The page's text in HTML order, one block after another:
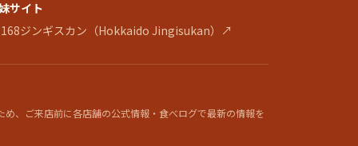
サイト
ジンギスカン（Hokkaido Jingisukan）↗
、ご来店前に各店舗の公式情報・食べログで最新の情報を